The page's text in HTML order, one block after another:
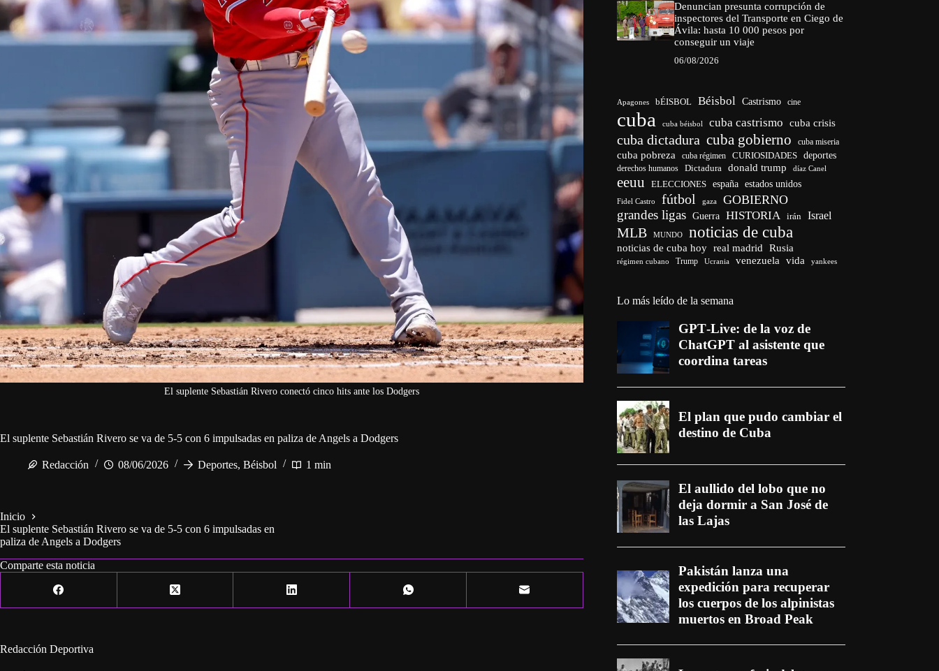
El suplente Sebastián Rivero conectó cinco hits ante los Dodgers
El suplente Sebastián Rivero se va de 5-5 con 6 impulsadas en paliza de Angels a Dodgers
Redacción 08/06/2026 Deportes, Béisbol 1 min
Inicio
El suplente Sebastián Rivero se va de 5-5 con 6 impulsadas en
paliza de Angels a Dodgers
Comparte esta noticia
Redacción Deportiva
Denuncian presunta corrupción de
inspectores del Transporte en Ciego de
Ávila: hasta 10 000 pesos por
conseguir un viaje
06/08/2026
Apagones bÉISBOL Béisbol Castrismo cine
cuba cuba béisbol cuba castrismo cuba crisis
cuba dictadura cuba gobierno cuba miseria
cuba pobreza cuba régimen CURIOSIDADES deportes
derechos humanos Dictadura donald trump díaz Canel
eeuu ELECCIONES españa estados unidos
Fidel Castro fútbol gaza GOBIERNO
grandes ligas Guerra HISTORIA irán Israel
MLB MUNDO noticias de cuba
noticias de cuba hoy real madrid Rusia
régimen cubano Trump Ucrania venezuela vida yankees
Lo más leído de la semana